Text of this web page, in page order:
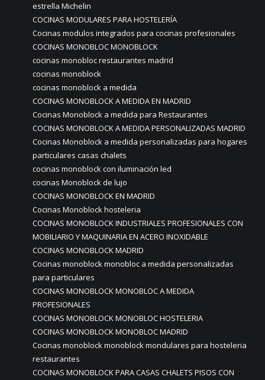
estrella Michelin
COCINAS MODULARES PARA HOSTELERÍA
Cocinas modulos integrados para cocinas profesionales
COCINAS MONOBLOC MONOBLOCK
cocinas monobloc restaurantes madrid
cocinas monoblock
cocinas monoblock a medida
COCINAS MONOBLOCK A MEDIDA EN MADRID
Cocinas Monoblock a medida para Restaurantes
COCINAS MONOBLOCK A MEDIDA PERSONALIZADAS MADRID
Cocinas Monoblock a medida personalizadas para hogares
particulares casas chalets
cocinas monoblock con iluminación led
cocinas Monoblock de lujo
COCINAS MONOBLOCK EN MADRID
Cocinas Monoblock hosteleria
COCINAS MONOBLOCK INDUSTRIALES PROFESIONALES CON
MOBILIARIO Y MAQUINARIA EN ACERO INOXIDABLE
COCINAS MONOBLOCK MADRID
Cocinas monoblock monobloc a medida personalizadas
para particulares
COCINAS MONOBLOCK MONOBLOC A MEDIDA
PROFESIONALES
COCINAS MONOBLOCK MONOBLOC HOSTELERIA
COCINAS MONOBLOCK MONOBLOC MADRID
Cocinas monoblock monoblock mondulares para hosteleria
restaurantes
COCINAS MONOBLOCK PARA CASAS CHALETS PISOS CON